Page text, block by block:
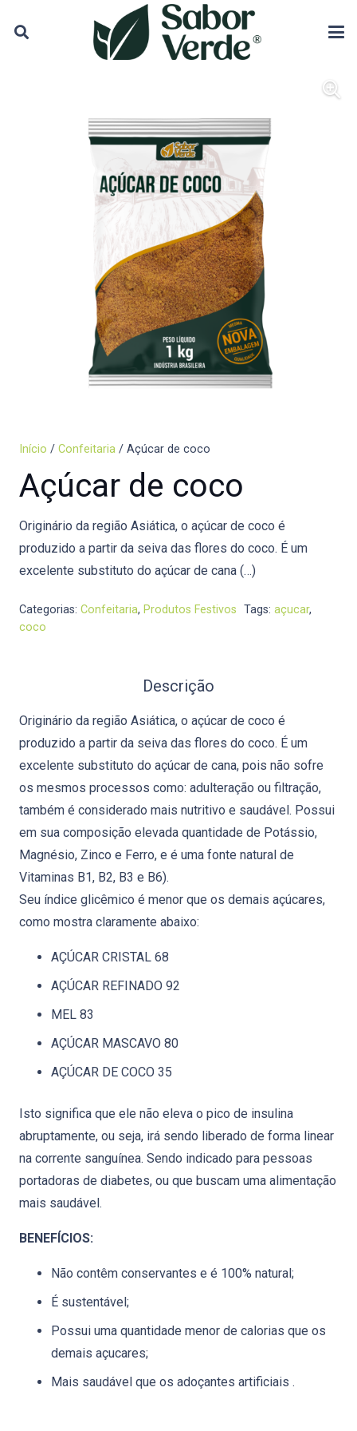
Início / Confeitaria / Açúcar de coco
Açúcar de coco
Originário da região Asiática, o açúcar de coco é
produzido a partir da seiva das flores do coco. É um
excelente substituto do açúcar de cana (…)
Categorias: Confeitaria, Produtos Festivos Tags: açucar,
coco
Descrição
Originário da região Asiática, o açúcar de coco é
produzido a partir da seiva das flores do coco. É um
excelente substituto do açúcar de cana, pois não sofre
os mesmos processos como: adulteração ou filtração,
também é considerado mais nutritivo e saudável. Possui
em sua composição elevada quantidade de Potássio,
Magnésio, Zinco e Ferro, e é uma fonte natural de
Vitaminas B1, B2, B3 e B6).
Seu índice glicêmico é menor que os demais açúcares,
como mostra claramente abaixo:
AÇÚCAR CRISTAL 68
AÇÚCAR REFINADO 92
MEL 83
AÇÚCAR MASCAVO 80
AÇÚCAR DE COCO 35
Isto significa que ele não eleva o pico de insulina
abruptamente, ou seja, irá sendo liberado de forma linear
na corrente sanguínea. Sendo indicado para pessoas
portadoras de diabetes, ou que buscam uma alimentação
mais saudável.
BENEFÍCIOS:
Não contêm conservantes e é 100% natural;
É sustentável;
Possui uma quantidade menor de calorias que os
demais açucares;
Mais saudável que os adoçantes artificiais .